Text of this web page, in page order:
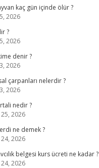
kaç gün içinde ölür ?
2026
?
2026
denir ?
2026
çarpanları nelerdir ?
2026
nedir ?
2026
ne demek ?
2026
belgesi kurs ücreti ne kadar ?
2026